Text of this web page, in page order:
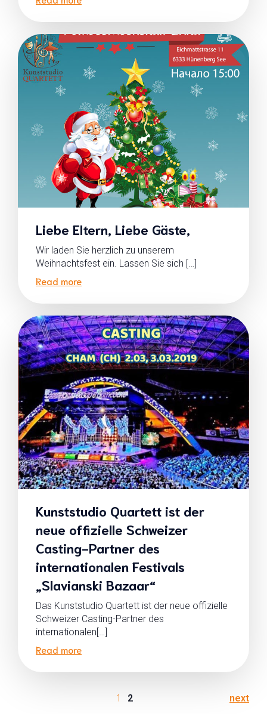
Liebe Eltern, Liebe Gäste,
Wir laden Sie herzlich zu unserem
Weihnachtsfest ein. Lassen Sie sich […]
Read more
Kunststudio Quartett ist der
neue offizielle Schweizer
Casting-Partner des
internationalen Festivals
„Slavianski Bazaar“
Das Kunststudio Quartett ist der neue offizielle
Schweizer Casting-Partner des
internationalen[…]
Read more
1 2 next